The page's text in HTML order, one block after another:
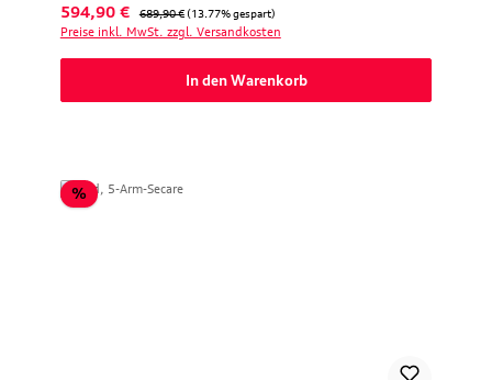
Verkaufspreis:
594,90 € Regulärer Preis:
689,90 € (13.77% gespart)
Preise inkl. MwSt. zzgl. Versandkosten
In den Warenkorb
%Rabatt